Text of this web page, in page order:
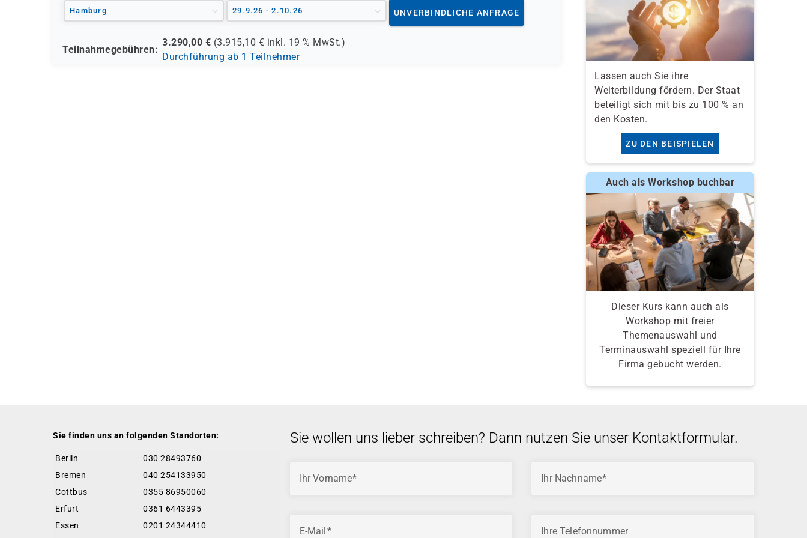
Hamburg 29.9.26 - 2.10.26 UNVERBINDLICHE ANFRAGE
Teilnahmegebühren:
3.290,00 € (3.915,10 € inkl. 19 % MwSt.)
Durchführung ab 1 Teilnehmer
Lassen auch Sie ihre
Weiterbildung fördern. Der Staat
beteiligt sich mit bis zu 100 % an
den Kosten.
ZU DEN BEISPIELEN
Auch als Workshop buchbar
Dieser Kurs kann auch als
Workshop mit freier
Themenauswahl und
Terminauswahl speziell für Ihre
Firma gebucht werden.
Sie finden uns an folgenden Standorten:
Berlin
030 28493760
Bremen
040 254133950
Cottbus
0355 86950060
Erfurt
0361 6443395
Essen
0201 24344410
Sie wollen uns lieber schreiben? Dann nutzen Sie unser Kontaktformular.
Ihr Vorname Ihr Nachname
E-Mail Ihre Telefonnummer